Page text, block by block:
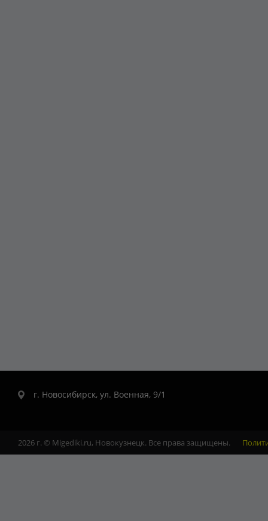
г. Новосибирск, ул. Военная, 9/1
2026 г. © Migediki.ru, Новокузнецк. Все права защищены.